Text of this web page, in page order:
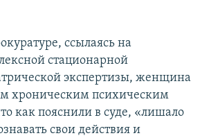
ссылаясь на
стационарной
экспертизы, женщина
хроническим психическим
как пояснили в суде, «лишало
свои действия и